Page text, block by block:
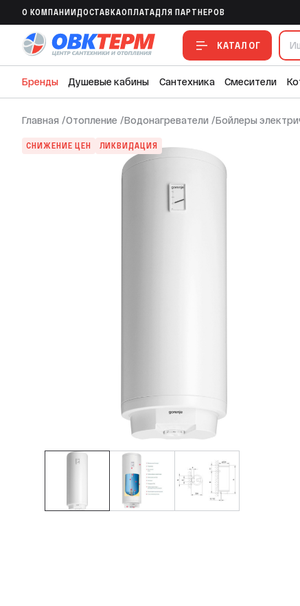
O КОМПАНИИ ДОСТАВКАОПЛАТАДЛЯ ПАРТНЕРОВ
КАТАЛОГ
Бренды Душевые кабины Сантехника Смесители
Главная /Отопление /Водонагреватели /Бойлеры
СНИЖЕНИЕ ЦЕН ЛИКВИДАЦИЯ
Бойлер Gorenje TGR 65 SNG B6 (2 кВт,
В ИЗБРАННОЕ В СРАВНЕНИЕ В СМЕТУ